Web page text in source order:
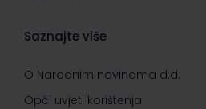
Saznajte više
O Narodnim novinama d.d.
Opći uvjeti korištenja